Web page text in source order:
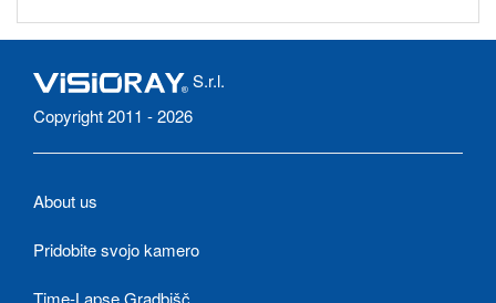
S.r.l.
Copyright 2011 - 2026
About us
Pridobite svojo kamero
Time-Lapse Gradbišč